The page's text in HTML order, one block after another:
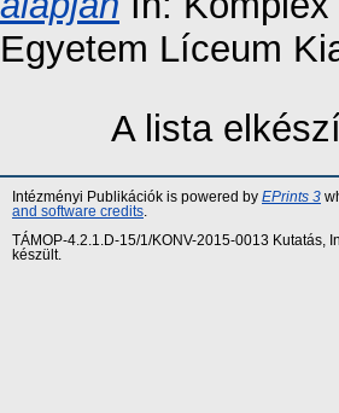
Egyetem Líceum
A lista
Intézményi Publikációk is powered by EPrints 3
and software credits
TÁMOP-4.2.1.D-15/1/KONV-2015-0013 Kutatás,
készült.